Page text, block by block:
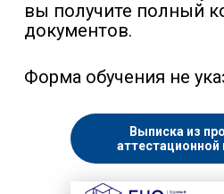
Текстильная
Токарь
Травильщик
Уборщик
Укладчик
Управление и
Установщик
Формовщик
Фрезеровщик
вы получите полный
документов.
Форма обучения не
Выписка из
аттестационной